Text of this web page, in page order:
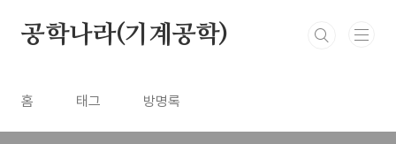
공학나라(기계공학)
홈 태그 방명록